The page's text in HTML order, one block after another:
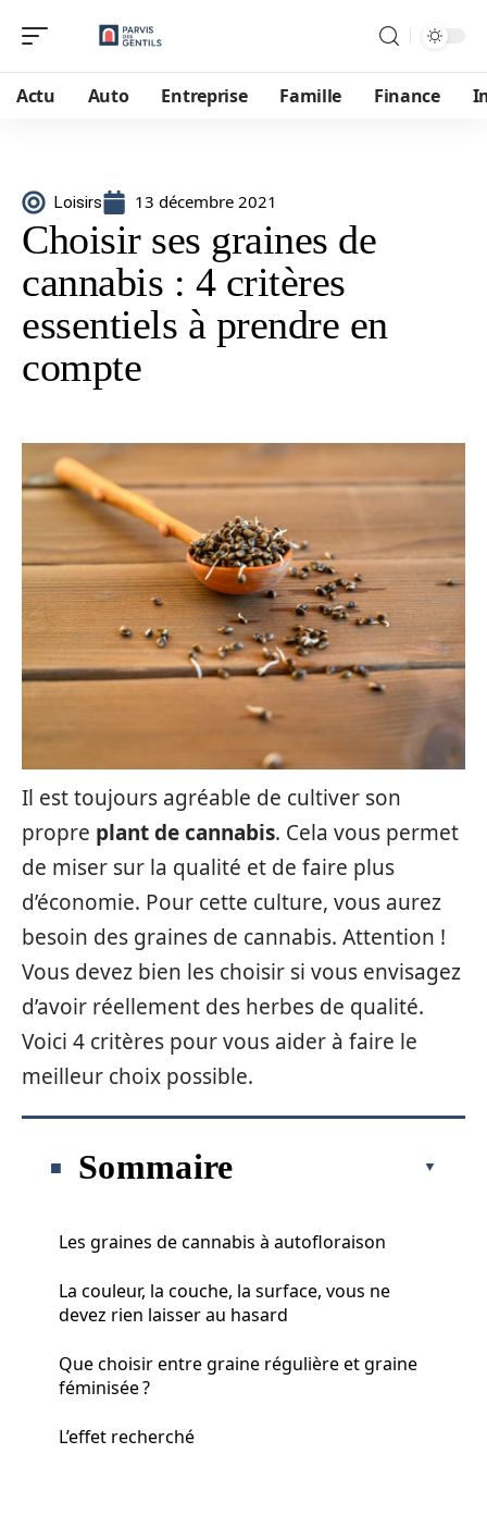
Actu Auto Entreprise Famille Finance
Loisirs 13 décembre 2021
Choisir ses graines de
cannabis : 4 critères
essentiels à prendre en
compte
Il est toujours agréable de cultiver son
propre plant de cannabis. Cela vous permet
de miser sur la qualité et de faire plus
d’économie. Pour cette culture, vous aurez
besoin des graines de cannabis. Attention !
Vous devez bien les choisir si vous envisagez
d’avoir réellement des herbes de qualité.
Voici 4 critères pour vous aider à faire le
meilleur choix possible.
Sommaire
Les graines de cannabis à autofloraison
La couleur, la couche, la surface, vous ne
devez rien laisser au hasard
Que choisir entre graine régulière et graine
féminisée ?
L’effet recherché